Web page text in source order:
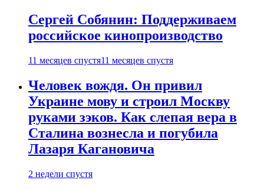
Сергей Собянин: Поддерживаем
российское кинопроизводство
11 месяцев спустя11 месяцев спустя
Человек вождя. Он привил
Украине мову и строил Москву
руками зэков. Как слепая вера в
Сталина вознесла и погубила
Лазаря Кагановича
2 недели спустя